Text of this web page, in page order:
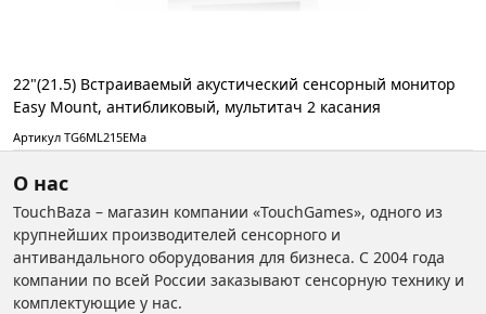
22"(21.5) Встраиваемый акустический сенсорный монитор
Easy Mount, антибликовый, мультитач 2 касания
Артикул TG6ML215EMa
О нас
TouchBaza – магазин компании «TouchGames», одного из
крупнейших производителей сенсорного и
антивандального оборудования для бизнеса. С 2004 года
компании по всей России заказывают сенсорную технику и
комплектующие у нас.